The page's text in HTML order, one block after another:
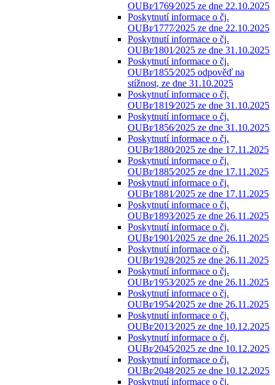
OUBr⁄1769⁄2025 ze dne 22.10.2025
Poskytnutí informace o čj.
OUBr⁄1777⁄2025 ze dne 22.10.2025
Poskytnutí informace o čj.
OUBr⁄1801⁄2025 ze dne 31.10.2025
Poskytnutí informace o čj.
OUBr⁄1855⁄2025 odpověď na
stížnost, ze dne 31.10.2025
Poskytnutí informace o čj.
OUBr⁄1819⁄2025 ze dne 31.10.2025
Poskytnutí informace o čj.
OUBr⁄1856⁄2025 ze dne 31.10.2025
Poskytnutí informace o čj.
OUBr⁄1880⁄2025 ze dne 17.11.2025
Poskytnutí informace o čj.
OUBr⁄1885⁄2025 ze dne 17.11.2025
Poskytnutí informace o čj.
OUBr⁄1881⁄2025 ze dne 17.11.2025
Poskytnutí informace o čj.
OUBr⁄1893⁄2025 ze dne 26.11.2025
Poskytnutí informace o čj.
OUBr⁄1901⁄2025 ze dne 26.11.2025
Poskytnutí informace o čj.
OUBr⁄1928⁄2025 ze dne 26.11.2025
Poskytnutí informace o čj.
OUBr⁄1953⁄2025 ze dne 26.11.2025
Poskytnutí informace o čj.
OUBr⁄1954⁄2025 ze dne 26.11.2025
Poskytnutí informace o čj.
OUBr⁄2013⁄2025 ze dne 10.12.2025
Poskytnutí informace o čj.
OUBr⁄2045⁄2025 ze dne 10.12.2025
Poskytnutí informace o čj.
OUBr⁄2048⁄2025 ze dne 10.12.2025
Poskytnutí informace o čj.